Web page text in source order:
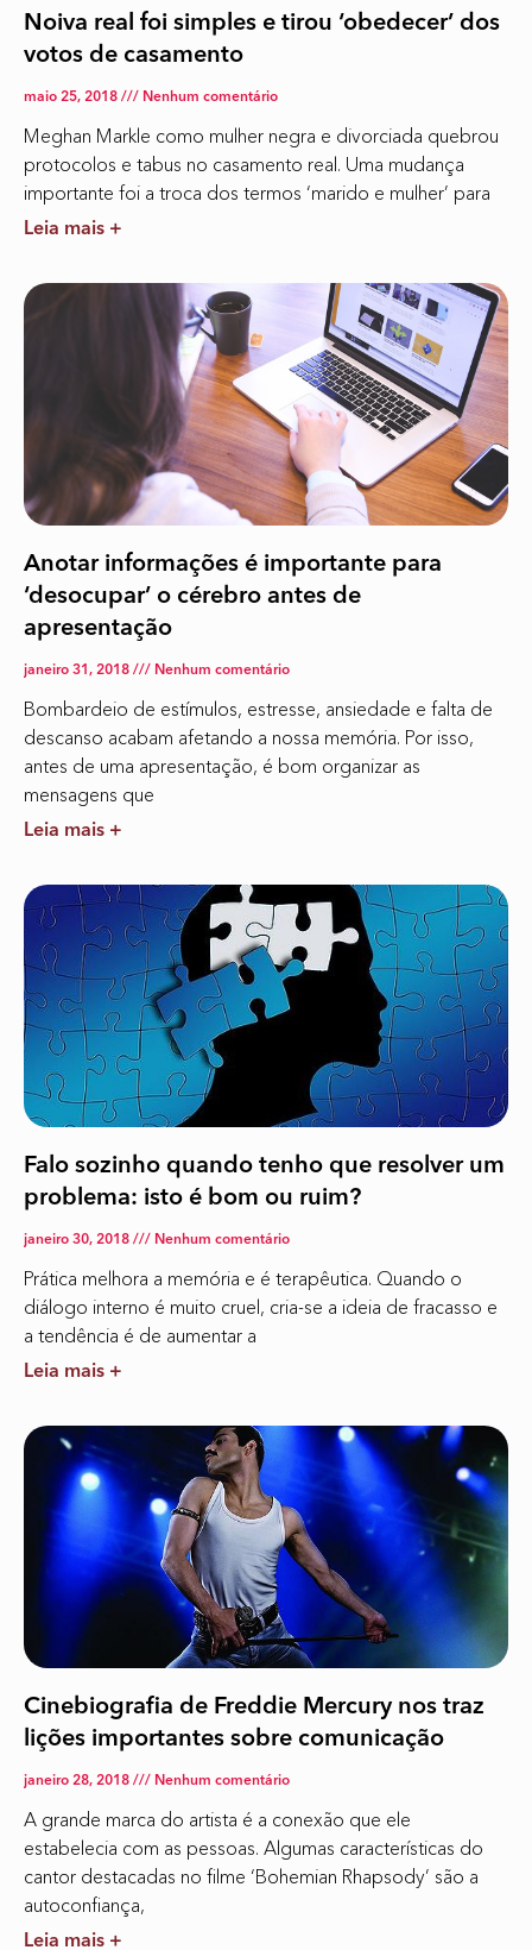
Noiva real foi simples e tirou ‘obedecer’ dos
votos de casamento
maio 25, 2018 Nenhum comentário
Meghan Markle como mulher negra e divorciada quebrou
protocolos e tabus no casamento real. Uma mudança
importante foi a troca dos termos ‘marido e mulher’ para
Leia mais +
Anotar informações é importante para
‘desocupar’ o cérebro antes de
apresentação
janeiro 31, 2018 Nenhum comentário
Bombardeio de estímulos, estresse, ansiedade e falta de
descanso acabam afetando a nossa memória. Por isso,
antes de uma apresentação, é bom organizar as
mensagens que
Leia mais +
Falo sozinho quando tenho que resolver um
problema: isto é bom ou ruim?
janeiro 30, 2018 Nenhum comentário
Prática melhora a memória e é terapêutica. Quando o
diálogo interno é muito cruel, cria-se a ideia de fracasso e
a tendência é de aumentar a
Leia mais +
Cinebiografia de Freddie Mercury nos traz
lições importantes sobre comunicação
janeiro 28, 2018 Nenhum comentário
A grande marca do artista é a conexão que ele
estabelecia com as pessoas. Algumas características do
cantor destacadas no filme ‘Bohemian Rhapsody’ são a
autoconfiança,
Leia mais +